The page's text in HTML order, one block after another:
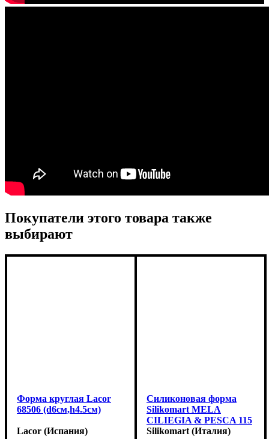
Покупатели этого товара также
выбирают
Форма круглая Lacor
68506 (d6см,h4.5см)
Lacor (Испания)
Силиконовая форма
Silikomart MELA
CILIEGIA & PESCA 115
(d60мм,h55мм,115мл)
Silikomart (Италия)